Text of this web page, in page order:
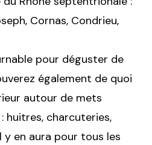
Cornas, Condrieu,
pour déguster de
également de quoi
autour de mets
huitres, charcuteries,
y en aura pour tous les